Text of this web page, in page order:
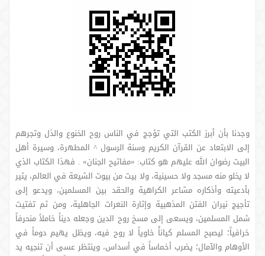
وجدنا بأن أبرز الكتب التي تؤجج في الناس روح الخنوع والذل وتجرهم
إلى الابتعاد عن القرآن الكريم وسنة الرسول ^ المطهرة، وسيرة أهل
البيت رضوان الله عليهم هو كتاب: «مفاتيح الجنان» . فهذا الكتاب الذي
لا يخلو منه مسجد ولا حسينية، ولا بيت من بيوت الشيعة في العالم، يثير
بأدعيته وأذكاره مشاعر الكراهية والحقد بين المسلمين، ويدعو إلى
تأجيج نيران الفتن المذهبية وإثارة النعرات الجاهلية، ومن ثم تفتيت
شمل المسلمين، ويسعى إلى مسخ روح الدين وجعله ديناً خاملاً منحرفاً
خرافياً؛ ليصبح المسلم كياناًَ خاوياً لا روح فيه، ويظل يهيم دوماً في
الأوهام والآمال؛ يضرب أخماساً في أسداس، وينتظر عسى أن تنجيه يد